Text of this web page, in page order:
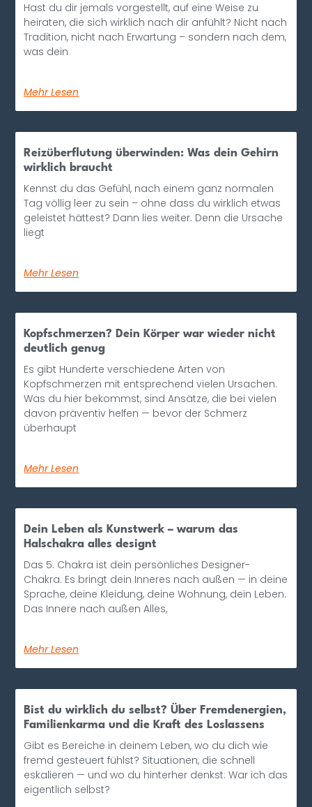
Hast du dir jemals vorgestellt, auf eine Weise zu
heiraten, die sich wirklich nach dir anfühlt? Nicht nach
Tradition, nicht nach Erwartung – sondern nach dem,
was dein
Mehr Lesen
Reizüberflutung überwinden: Was dein Gehirn
wirklich braucht
Kennst du das Gefühl, nach einem ganz normalen
Tag völlig leer zu sein – ohne dass du wirklich etwas
geleistet hättest? Dann lies weiter. Denn die Ursache
liegt
Mehr Lesen
Kopfschmerzen? Dein Körper war wieder nicht
deutlich genug
Es gibt Hunderte verschiedene Arten von
Kopfschmerzen mit entsprechend vielen Ursachen.
Was du hier bekommst, sind Ansätze, die bei vielen
davon präventiv helfen — bevor der Schmerz
überhaupt
Mehr Lesen
Dein Leben als Kunstwerk – warum das
Halschakra alles designt
Das 5. Chakra ist dein persönliches Designer-
Chakra. Es bringt dein Inneres nach außen — in deine
Sprache, deine Kleidung, deine Wohnung, dein Leben.
Das Innere nach außen Alles,
Mehr Lesen
Bist du wirklich du selbst? Über Fremdenergien,
Familienkarma und die Kraft des Loslassens
Gibt es Bereiche in deinem Leben, wo du dich wie
fremd gesteuert fühlst? Situationen, die schnell
eskalieren — und wo du hinterher denkst: War ich das
eigentlich selbst?